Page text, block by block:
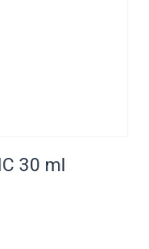
30 ml